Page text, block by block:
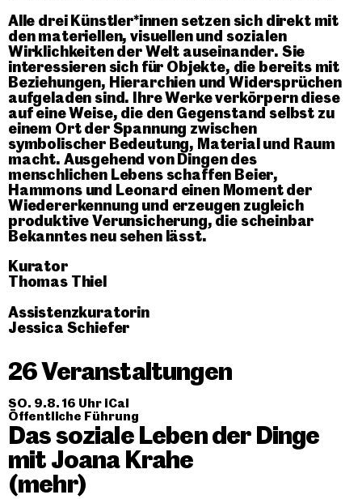
Alle drei Künstler*innen setzen sich direkt mit
den materiellen, visuellen und sozialen
Wirklichkeiten der Welt auseinander. Sie
interessieren sich für Objekte, die bereits mit
Beziehungen, Hierarchien und Widersprüchen
aufgeladen sind. Ihre Werke verkörpern diese
auf eine Weise, die den Gegenstand selbst zu
einem Ort der Spannung zwischen
symbolischer Bedeutung, Material und Raum
macht. Ausgehend von Dingen des
menschlichen Lebens schaffen Beier,
Hammons und Leonard einen Moment der
Wiedererkennung und erzeugen zugleich
produktive Verunsicherung, die scheinbar
Bekanntes neu sehen lässt.
Kurator
Thomas Thiel
Assistenzkuratorin
Jessica Schiefer
26 Veranstaltungen
SO. 9.8. 16 Uhr iCal
Öffentliche Führung
Das soziale Leben der Dinge
mit Joana Krahe
(mehr)